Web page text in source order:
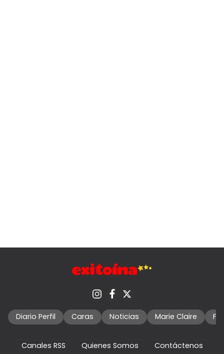
Diario Perfil Caras Noticias Marie Claire
Canales RSS Quienes Somos Contáctenos